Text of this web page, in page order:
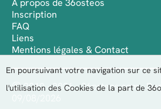
En poursuivant votre navigation sur ce
l'utilisation des Cookies de la part de
A propos de 36osteos
Inscription
FAQ
Liens
Mentions légales & Contact
Ⓒ 2010 - 2026 - 36osteos.com -